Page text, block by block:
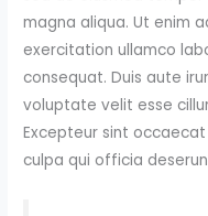
magna aliqua. Ut enim
exercitation ullamco
consequat. Duis aute
voluptate velit esse
Excepteur sint
culpa qui officia